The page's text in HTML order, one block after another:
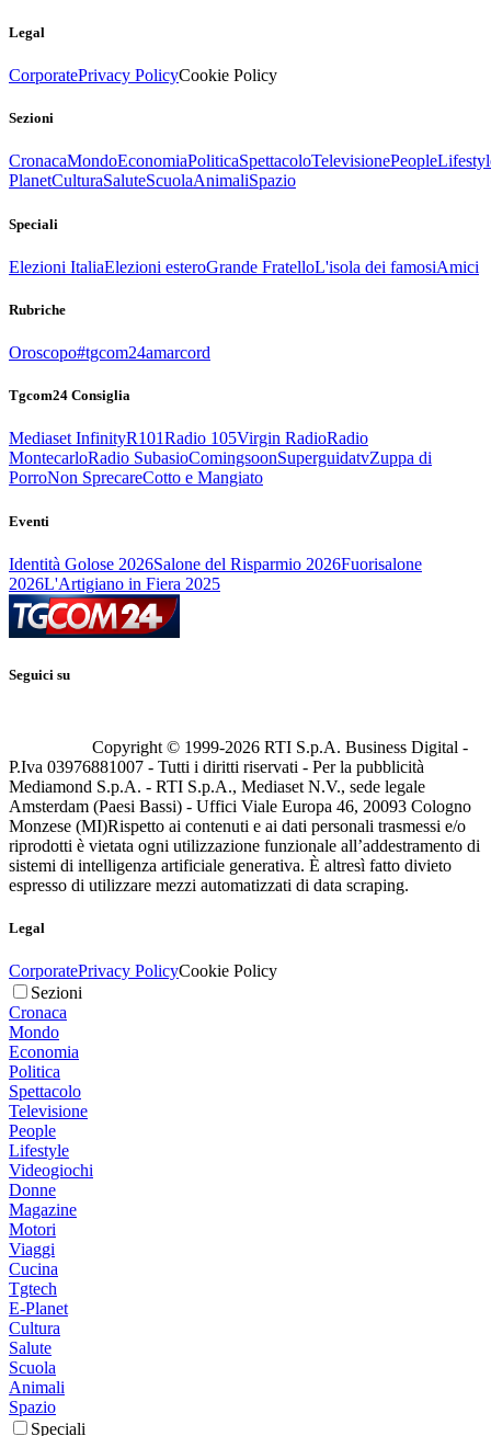
Legal
CorporatePrivacy PolicyCookie Policy
Sezioni
CronacaMondoEconomiaPoliticaSpettacoloTelevisionePeople
PlanetCulturaSaluteScuolaAnimaliSpazio
Speciali
Elezioni ItaliaElezioni esteroGrande FratelloL'isola dei famosiAmici
Rubriche
Oroscopo#tgcom24amarcord
Tgcom24 Consiglia
Mediaset InfinityR101Radio 105Virgin RadioRadio
MontecarloRadio SubasioComingsoonSuperguidatvZuppa di
PorroNon SprecareCotto e Mangiato
Eventi
Identità Golose 2026Salone del Risparmio 2026Fuorisalone
2026L'Artigiano in Fiera 2025
Seguici su
Copyright © 1999-2026 RTI S.p.A. Business Digital -
P.Iva 03976881007 - Tutti i diritti riservati - Per la pubblicità
Mediamond S.p.A. - RTI S.p.A., Mediaset N.V., sede legale
Amsterdam (Paesi Bassi) - Uffici Viale Europa 46, 20093 Cologno
Monzese (MI)Rispetto ai contenuti e ai dati personali trasmessi e/o
riprodotti è vietata ogni utilizzazione funzionale all’addestramento di
sistemi di intelligenza artificiale generativa. È altresì fatto divieto
espresso di utilizzare mezzi automatizzati di data scraping.
Legal
CorporatePrivacy PolicyCookie Policy
Sezioni
Cronaca
Mondo
Economia
Politica
Spettacolo
Televisione
People
Lifestyle
Videogiochi
Donne
Magazine
Motori
Viaggi
Cucina
Tgtech
E-Planet
Cultura
Salute
Scuola
Animali
Spazio
Speciali